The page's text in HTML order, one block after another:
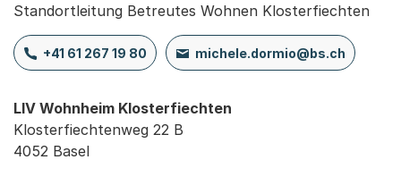
Standortleitung Betreutes Wohnen Klosterfiechten
+41 61 267 19 80 michele.dormio@bs.ch
LIV Wohnheim Klosterfiechten
Klosterfiechtenweg 22 B
4052 Basel